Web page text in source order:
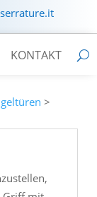
KONTAKT
>